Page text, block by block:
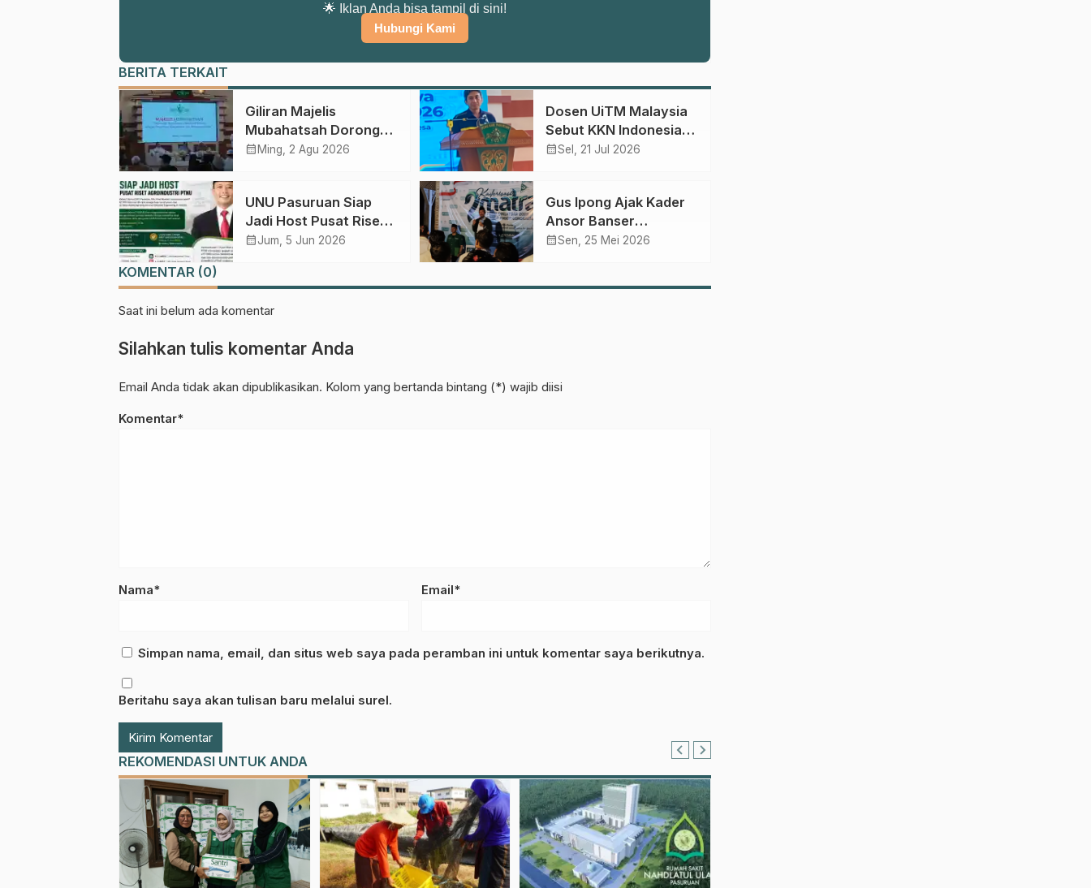
🌟 Iklan Anda bisa tampil di sini!
Hubungi Kami
BERITA TERKAIT
Giliran Majelis
Mubahatsah Dorong
Gagasan Pelembagaan
calendar_month Ming, 2 Agu 2026
Dosen UiTM Malaysia
Sebut KKN Indonesia
Efektif Bentuk
calendar_monthSel, 21 Jul 2026
UNU Pasuruan Siap
Jadi Host Pusat Riset
Agroindustri PTNU
calendar_monthJum, 5 Jun 2026
Gus Ipong Ajak Kader
Ansor Banser
Makmurkan Masjid dan
calendar_monthSen, 25 Mei 2026
KOMENTAR (0)
Saat ini belum ada komentar
Silahkan tulis komentar Anda
Email Anda tidak akan dipublikasikan. Kolom yang bertanda bintang (*) wajib diisi
Komentar*
Nama* Email*
Simpan nama, email, dan situs web saya pada peramban ini untuk komentar saya berikutnya.
Beritahu saya akan tulisan baru melalui surel.
REKOMENDASI UNTUK ANDA